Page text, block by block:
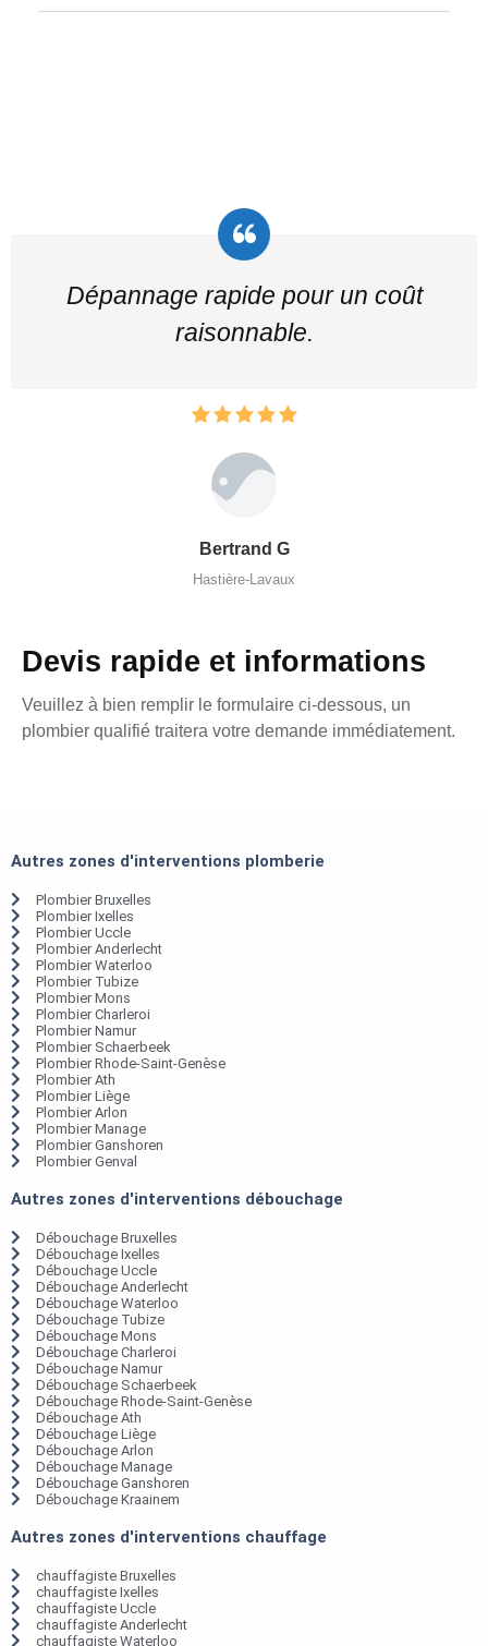
Dépannage rapide pour un coût
raisonnable.
Bertrand G
Hastière-Lavaux
Devis rapide et informations
Veuillez à bien remplir le formulaire ci-dessous, un
plombier qualifié traitera votre demande immédiatement.
Autres zones d'interventions plomberie
Plombier Bruxelles
Plombier Ixelles
Plombier Uccle
Plombier Anderlecht
Plombier Waterloo
Plombier Tubize
Plombier Mons
Plombier Charleroi
Plombier Namur
Plombier Schaerbeek
Plombier Rhode-Saint-Genèse
Plombier Ath
Plombier Liège
Plombier Arlon
Plombier Manage
Plombier Ganshoren
Plombier Genval
Autres zones d'interventions débouchage
Débouchage Bruxelles
Débouchage Ixelles
Débouchage Uccle
Débouchage Anderlecht
Débouchage Waterloo
Débouchage Tubize
Débouchage Mons
Débouchage Charleroi
Débouchage Namur
Débouchage Schaerbeek
Débouchage Rhode-Saint-Genèse
Débouchage Ath
Débouchage Liège
Débouchage Arlon
Débouchage Manage
Débouchage Ganshoren
Débouchage Kraainem
Autres zones d'interventions chauffage
chauffagiste Bruxelles
chauffagiste Ixelles
chauffagiste Uccle
chauffagiste Anderlecht
chauffagiste Waterloo